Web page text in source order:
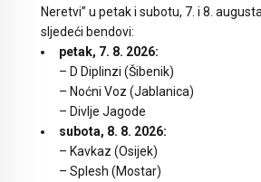
Neretvi” u petak i subotu, 7. i 8.
sljedeći bendovi:
petak, 7. 8. 2026:
– D Diplinzi (Šibenik)
– Noćni Voz (Jablanica)
– Divlje Jagode
subota, 8. 8. 2026:
– Kavkaz (Osijek)
– Splesh (Mostar)